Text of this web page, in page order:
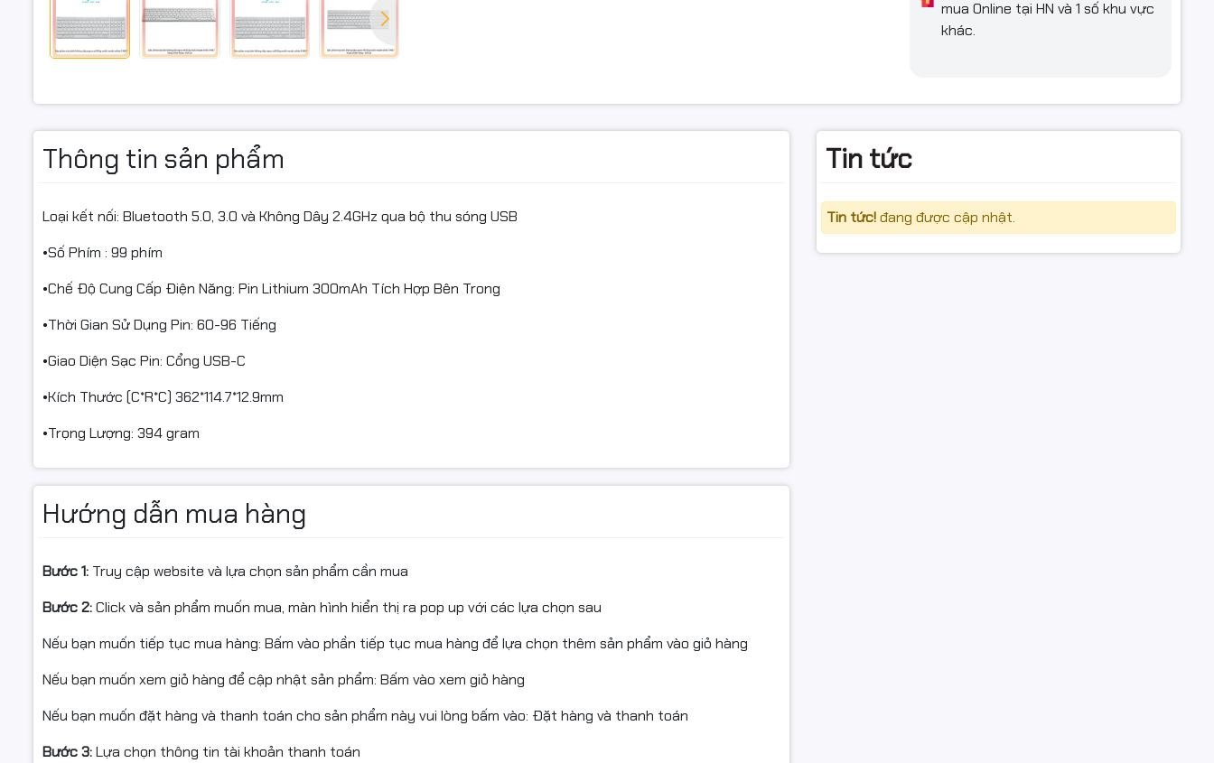
mua Online tại HN và 1 số khu vực
khác.
Thông tin sản phẩm
Loại kết nối: Bluetooth 5.0, 3.0 và Không Dây 2.4GHz qua bộ thu sóng USB
•Số Phím : 99 phím
•Chế Độ Cung Cấp Điện Năng: Pin Lithium 300mAh Tích Hợp Bên Trong
•Thời Gian Sử Dụng Pin: 60-96 Tiếng
•Giao Diện Sạc Pin: Cổng USB-C
•Kích Thước (C*R*C) 362*114.7*12.9mm
•Trọng Lượng: 394 gram
Hướng dẫn mua hàng
Bước 1: Truy cập website và lựa chọn sản phẩm cần mua
Bước 2:Click và sản phẩm muốn mua, màn hình hiển thị ra pop up với các lựa chọn sau
Nếu bạn muốn tiếp tục mua hàng: Bấm vào phần tiếp tục mua hàng để lựa chọn thêm sản phẩm vào giỏ hàng
Nếu bạn muốn xem giỏ hàng để cập nhật sản phẩm: Bấm vào xem giỏ hàng
Nếu bạn muốn đặt hàng và thanh toán cho sản phẩm này vui lòng bấm vào: Đặt hàng và thanh toán
Bước 3:Lựa chọn thông tin tài khoản thanh toán
Tin tức
Tin tức!đang được cập nhật.